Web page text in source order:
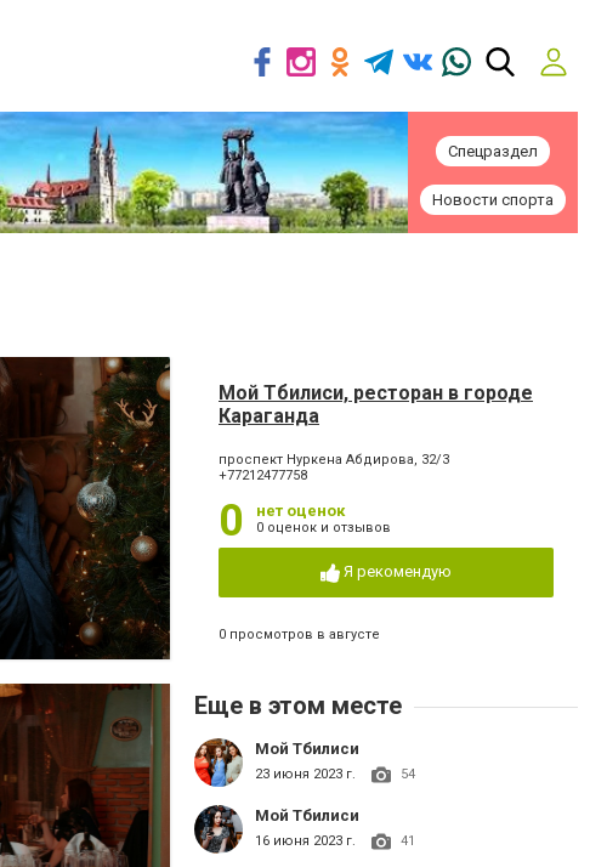
Спецраздел
Новости спорта
Мой Тбилиси, ресторан в городе
Караганда
проспект Нуркена Абдирова, 32/3
+77212477758
0 нет оценок
0 оценок и отзывов
Я рекомендую
0 просмотров в августе
Еще в этом месте
Мой Тбилиси
23 июня 2023 г. 54
Мой Тбилиси
16 июня 2023 г. 41